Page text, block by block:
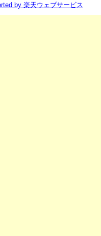
by 楽天ウェブサービス